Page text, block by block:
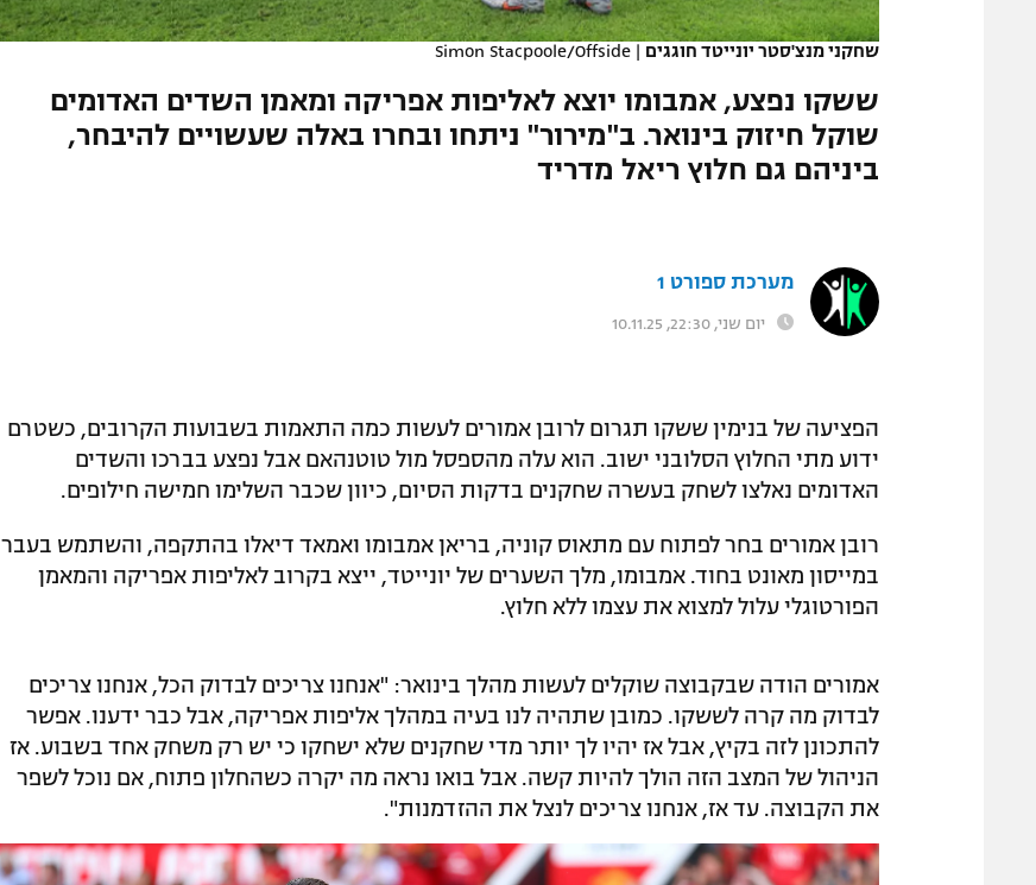
המגזין
שחקני מנצ'סטר יונייטד חוגגים |
Simon Stacpoole/Offside
ששקו נפצע, אמבומו יוצא לאליפות אפריקה ומאמן השדים האדומים
שוקל חיזוק בינואר. ב"מירור" ניתחו ובחרו באלה שעשויים להיבחר,
ביניהם גם חלוץ ריאל מדריד
מערכת ספורט 1
יום שני, 22:30, 10.11.25
הפציעה של בנימין ששקו תגרום לרובן אמורים לעשות כמה התאמות בשבועות הקרובים, כשטרם
ידוע מתי החלוץ הסלובני ישוב. הוא עלה מהספסל מול טוטנהאם אבל נפצע בברכו והשדים
האדומים נאלצו לשחק בעשרה שחקנים בדקות הסיום, כיוון שכבר השלימו חמישה חילופים.
רובן אמורים בחר לפתוח עם מתאוס קוניה, בריאן אמבומו ואמאד דיאלו בהתקפה, והשתמש בעבר
במייסון מאונט בחוד. אמבומו, מלך השערים של יונייטד, ייצא בקרוב לאליפות אפריקה והמאמן
הפורטוגלי עלול למצוא את עצמו ללא חלוץ.
אמורים הודה שבקבוצה שוקלים לעשות מהלך בינואר: "אנחנו צריכים לבדוק הכל, אנחנו צריכים
לבדוק מה קרה לששקו. כמובן שתהיה לנו בעיה במהלך אליפות אפריקה, אבל כבר ידענו. אפשר
להתכונן לזה בקיץ, אבל אז יהיו לך יותר מדי שחקנים שלא ישחקו כי יש רק משחק אחד בשבוע. אז
הניהול של המצב הזה הולך להיות קשה. אבל בואו נראה מה יקרה כשהחלון פתוח, אם נוכל לשפר
את הקבוצה. עד אז, אנחנו צריכים לנצל את ההזדמנות".